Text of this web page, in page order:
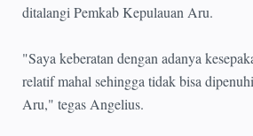
ditalangi Pemkab Kepulauan Aru.
"Saya keberatan dengan adanya
relatif mahal sehingga tidak bisa
Aru," tegas Angelius.